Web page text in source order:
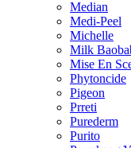
Median
Medi-Peel
Michelle
Milk
Mise En
Phytoncide
Pigeon
Prreti
Purederm
Purito